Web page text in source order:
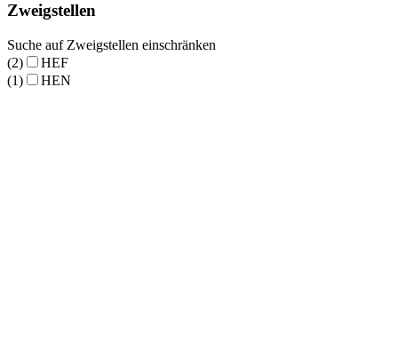
Zweigstellen
Suche auf Zweigstellen einschränken
(2)
HEF
(1)
HEN